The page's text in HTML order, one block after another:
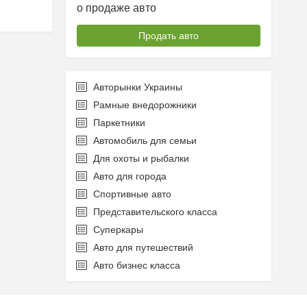
о продаже авто
Продать авто
Авторынки Украины
Рамные внедорожники
Паркетники
Автомобиль для семьи
Для охоты и рыбалки
Авто для города
Спортивные авто
Представительского класса
Суперкары
Авто для путешествий
Авто бизнес класса